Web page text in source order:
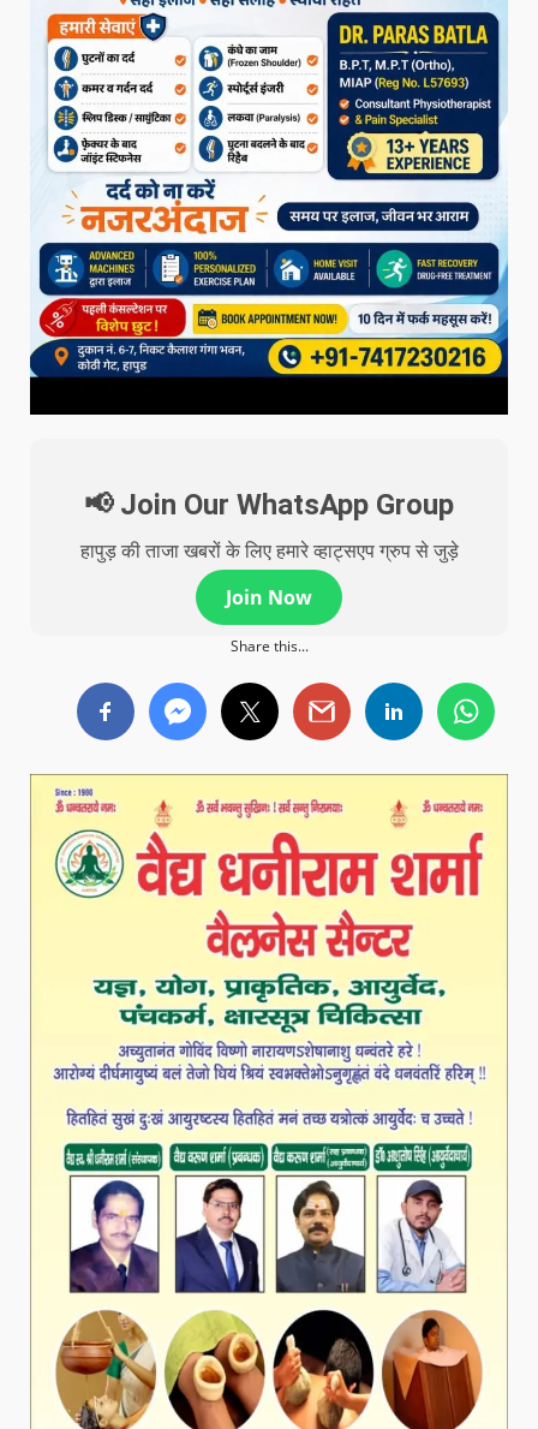
📢 Join Our WhatsApp Group
हापुड़ की ताजा खबरों के लिए हमारे व्हाट्सएप ग्रुप से जुड़े
Join Now
Share this...